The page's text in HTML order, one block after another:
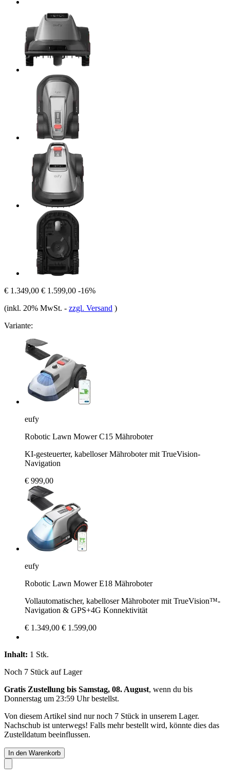
€ 1.349,00 € 1.599,00 -16%
(inkl. 20% MwSt. - zzgl. Versand )
Variante:
eufy
Robotic Lawn Mower C15 Mähroboter
KI-gesteuerter, kabelloser Mähroboter mit TrueVision-
Navigation
€ 999,00
eufy
Robotic Lawn Mower E18 Mähroboter
Vollautomatischer, kabelloser Mähroboter mit TrueVision™-
Navigation & GPS+4G Konnektivität
€ 1.349,00 € 1.599,00
Inhalt: 1 Stk.
Noch 7 Stück auf Lager
Gratis Zustellung bis Samstag, 08. August, wenn du bis
Donnerstag um 23:59 Uhrbestellst.
Von diesem Artikel sind nur noch 7 Stück in unserem Lager.
Nachschub ist unterwegs! Falls mehr bestellt wird, könnte dies das
Zustelldatum beeinflussen.
In den Warenkorb